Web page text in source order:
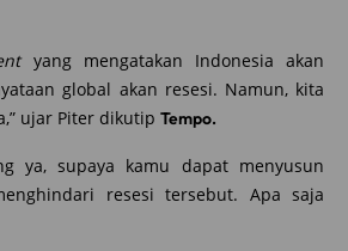
yang mengatakan Indonesia akan
global akan resesi. Namun, kita
ujar Piter dikutip Tempo.
ya, supaya kamu dapat menyusun
resesi tersebut. Apa saja